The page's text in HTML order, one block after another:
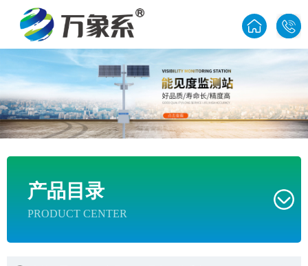
产品目录
PRODUCT CENTER